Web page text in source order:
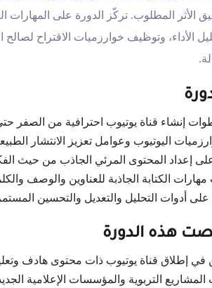
الأثر المطلوب. تركّز الدورة على المهارات
الأداء، وتوظيف خوارزميات الاقتراح
إنشاء قناة يوتيوب احترافية من الصفر
اليوتيوب وعوامل تعزيز الانتشار
إعداد المحتوى المرئي الجاذب من حيث
الكتابة الجاذبة للعناوين والوصف
أدوات التحليل والتعديل والتحسين المستمر
هذه الدورة
في إطلاق قناة يوتيوب ذات محتوى هادف
التربوية والمؤسسات الإعلامية